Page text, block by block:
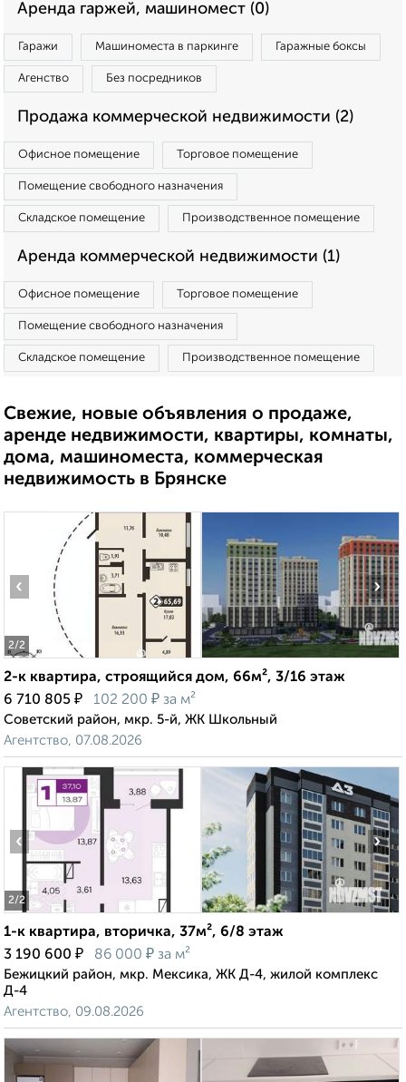
Аренда гаржей, машиномест (0)
Гаражи Машиноместа в паркинге Гаражные боксы
Агенство Без посредников
Продажа коммерческой недвижимости (2)
Офисное помещение Торговое помещение
Помещение свободного назначения
Складское помещение Производственное помещение
Аренда коммерческой недвижимости (1)
Офисное помещение Торговое помещение
Помещение свободного назначения
Складское помещение Производственное помещение
Свежие, новые объявления о продаже,
аренде недвижимости, квартиры, комнаты,
дома, машиноместа, коммерческая
недвижимость в Брянске
2/2
‹ ›
2-к квартира, строящийся дом, 66м², 3/16 этаж
6 710 805 ₽ 102 200 ₽ за м²
Советский район, мкр. 5-й, ЖК Школьный
Агентство, 07.08.2026
2/2
‹ ›
1-к квартира, вторичка, 37м², 6/8 этаж
3 190 600 ₽ 86 000 ₽ за м²
Бежицкий район, мкр. Мексика, ЖК Д-4, жилой комплекс
Д-4
Агентство, 09.08.2026